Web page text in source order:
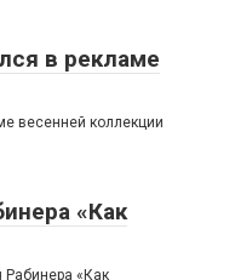
в рекламе
весенней коллекции
«Как
Рабинера «Как